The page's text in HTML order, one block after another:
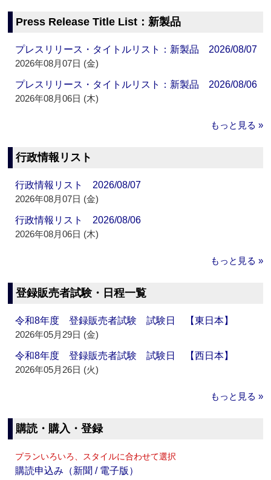
Press Release Title List：新製品
プレスリリース・タイトルリスト：新製品 2026/08/07
2026年08月07日 (金)
プレスリリース・タイトルリスト：新製品 2026/08/06
2026年08月06日 (木)
もっと見る »
行政情報リスト
行政情報リスト 2026/08/07
2026年08月07日 (金)
行政情報リスト 2026/08/06
2026年08月06日 (木)
もっと見る »
登録販売者試験・日程一覧
令和8年度 登録販売者試験 試験日 【東日本】
2026年05月29日 (金)
令和8年度 登録販売者試験 試験日 【西日本】
2026年05月26日 (火)
もっと見る »
購読・購入・登録
プランいろいろ、スタイルに合わせて選択
購読申込み（新聞 / 電子版）